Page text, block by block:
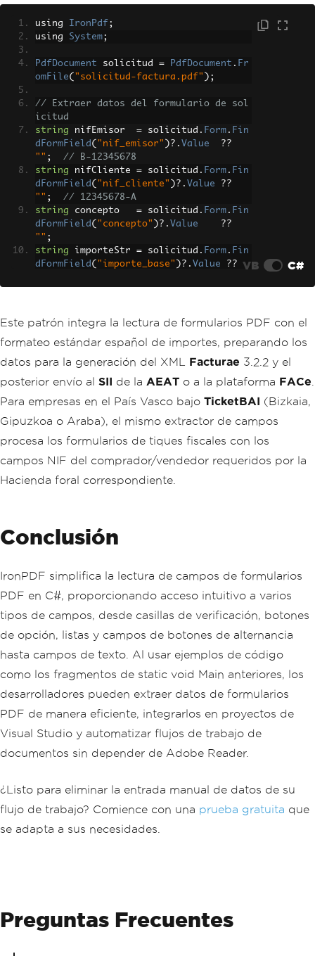
using IronPdf ;
using System;
PdfDocument solicitud = PdfDocument . Fr
omFile( "solicitud-factura.pdf" );
// Extraer datos del formulario de sol
icitud
string nifEmisor = solicitud . Form . Fin
dFormField ( "nif_emisor" )?. Value
??
"" ;
// B-12345678
string nifCliente = solicitud . Form . Fin
dFormField ( "nif_cliente" )?. Value
??
"" ;
// 12345678-A
string concepto = solicitud . Form . Fin
dFormField ( "concepto" )?. Value
??
"" ;
string importeStr = solicitud . Form . Fin
dFormField ( "importe_base" )?. Value
??
(punto=miles, coma=decimal) a decimal
importe
eStr.Replace (".", "" ). Replace("," ,
System
nvariantCulture);
decimal iva21 = Math .Round (importe *
decimal total = importe + iva21;
ol
var cultureES = new System
Console .WriteLine
liente}");
tring("
N2", cultureES)} €"
Console
"IVA 21%: {iva21.To
String("N2", cultureES)} €");
Console. WriteLine $"Total: {total.ToSt
// Salida: Base: 1.234,56 €  |  IVA 2
1%: 259,26 €  |  Total: 1.493,82 €
VB C#
Este patrón integra la lectura de formularios PDF con el
formateo estándar español de importes, preparando los
datos para la generación del XML Facturae 3.2.2 y el
posterior envío al SII de la AEAT o a la plataforma FACe
Para empresas en el País Vasco bajo TicketBAI (Bizkaia,
Gipuzkoa o Araba), el mismo extractor de campos
procesa los formularios de tiques fiscales con los
campos NIF del comprador/vendedor requeridos por la
Hacienda foral correspondiente.
Conclusión
IronPDF simplifica la lectura de campos de formularios
PDF en C#, proporcionando acceso intuitivo a varios
tipos de campos, desde casillas de verificación, botones
de opción, listas y campos de botones de alternancia
hasta campos de texto. Al usar ejemplos de código
como los fragmentos de static void Main anteriores, los
desarrolladores pueden extraer datos de formularios
PDF de manera eficiente, integrarlos en proyectos de
Visual Studio y automatizar flujos de trabajo de
documentos sin depender de Adobe Reader.
¿Listo para eliminar la entrada manual de datos de su
flujo de trabajo? Comience con una prueba gratuita que
se adapta a sus necesidades.
Preguntas Frecuentes